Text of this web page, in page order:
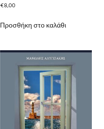
€8,00
Προσθήκη στο καλάθι